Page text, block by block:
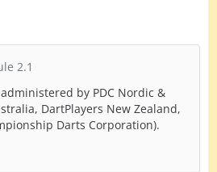
2.1
by PDC Nordic &
DartPlayers New Zealand,
Darts Corporation).